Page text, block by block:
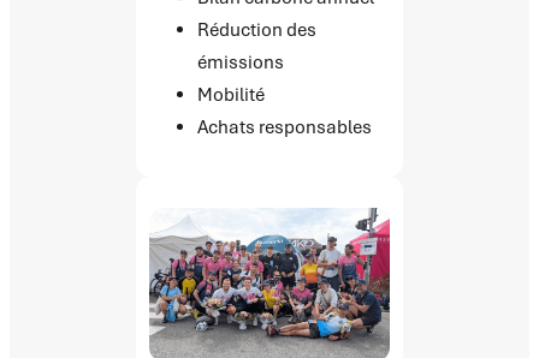
Réduction des
émissions
Mobilité
Achats responsables